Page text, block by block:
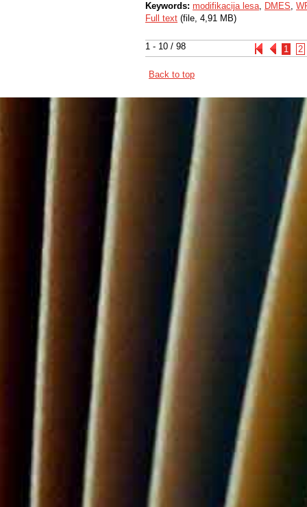
1 - 10 / 98 1 2
Keywords: modifikacija lesa, DMES,
Full text (file, 4,91 MB)
Back to top